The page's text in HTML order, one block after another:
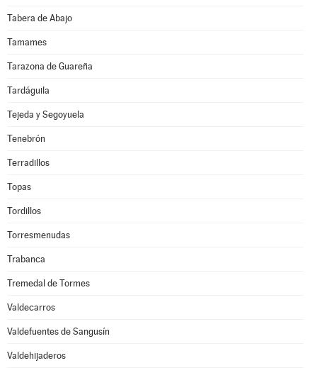
Tabera de Abajo
Tamames
Tarazona de Guareña
Tardáguila
Tejeda y Segoyuela
Tenebrón
Terradillos
Topas
Tordillos
Torresmenudas
Trabanca
Tremedal de Tormes
Valdecarros
Valdefuentes de Sangusín
Valdehijaderos